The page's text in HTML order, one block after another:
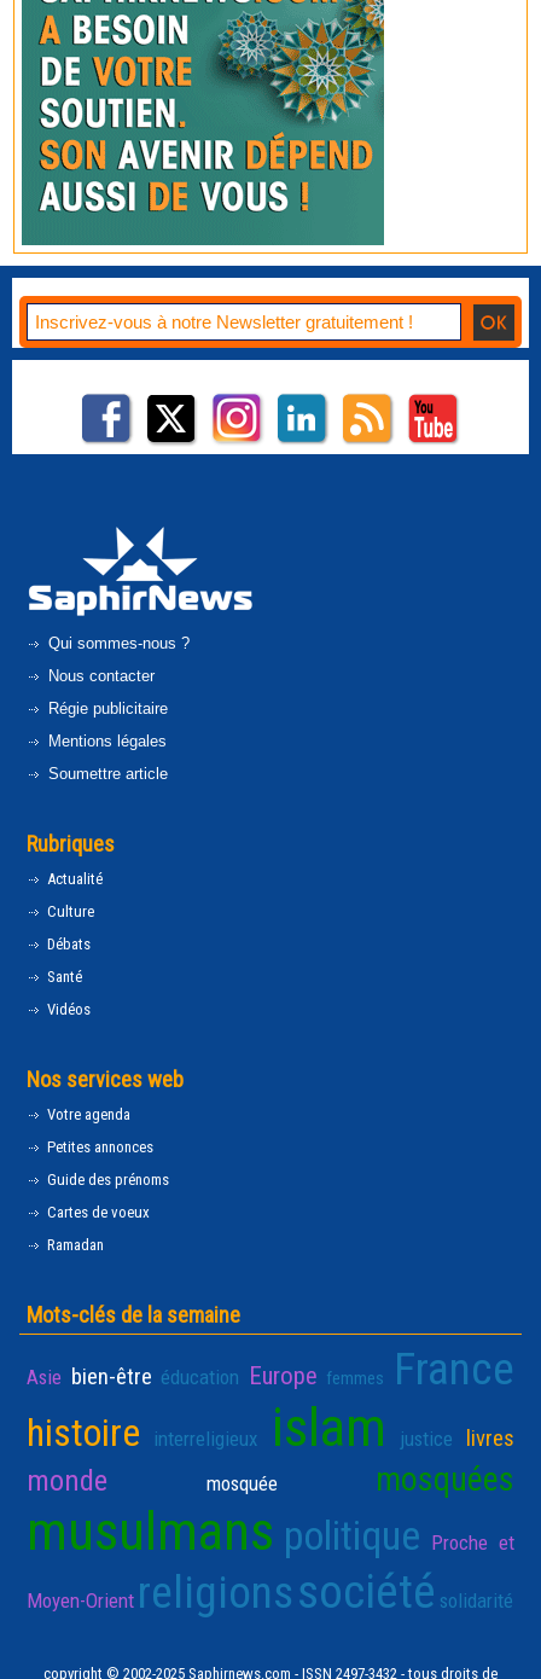
Qui sommes-nous ?
Nous contacter
Régie publicitaire
Mentions légales
Soumettre article
Rubriques
Actualité
Culture
Débats
Santé
Vidéos
Nos services web
Votre agenda
Petites annonces
Guide des prénoms
Cartes de voeux
Ramadan
Mots-clés de la semaine
Asie bien-être éducation Europe femmes France
histoire interreligieux islam justice livres
monde mosquée mosquées
musulmans politique Proche et
Moyen-Orient religionssociété solidarité
copyright © 2002-2025 Saphirnews.com - ISSN 2497-3432 - tous droits de